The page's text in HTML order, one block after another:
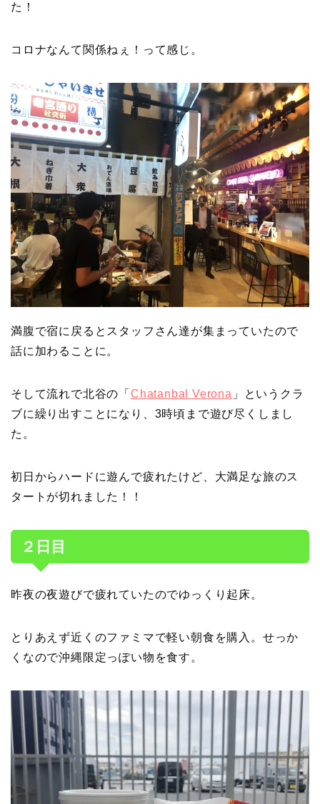
た！
コロナなんて関係ねぇ！って感じ。
満腹で宿に戻るとスタッフさん達が集まっていたので
話に加わることに。
そして流れで北谷の「 Chatanbal Verona 」というクラ
ブに繰り出すことになり、3時頃まで遊び尽くしまし
た。
初日からハードに遊んで疲れたけど、大満足な旅のス
タートが切れました！！
２日目
昨夜の夜遊びで疲れていたのでゆっくり起床。
とりあえず近くのファミマで軽い朝食を購入。せっか
くなので沖縄限定っぽい物を食す。